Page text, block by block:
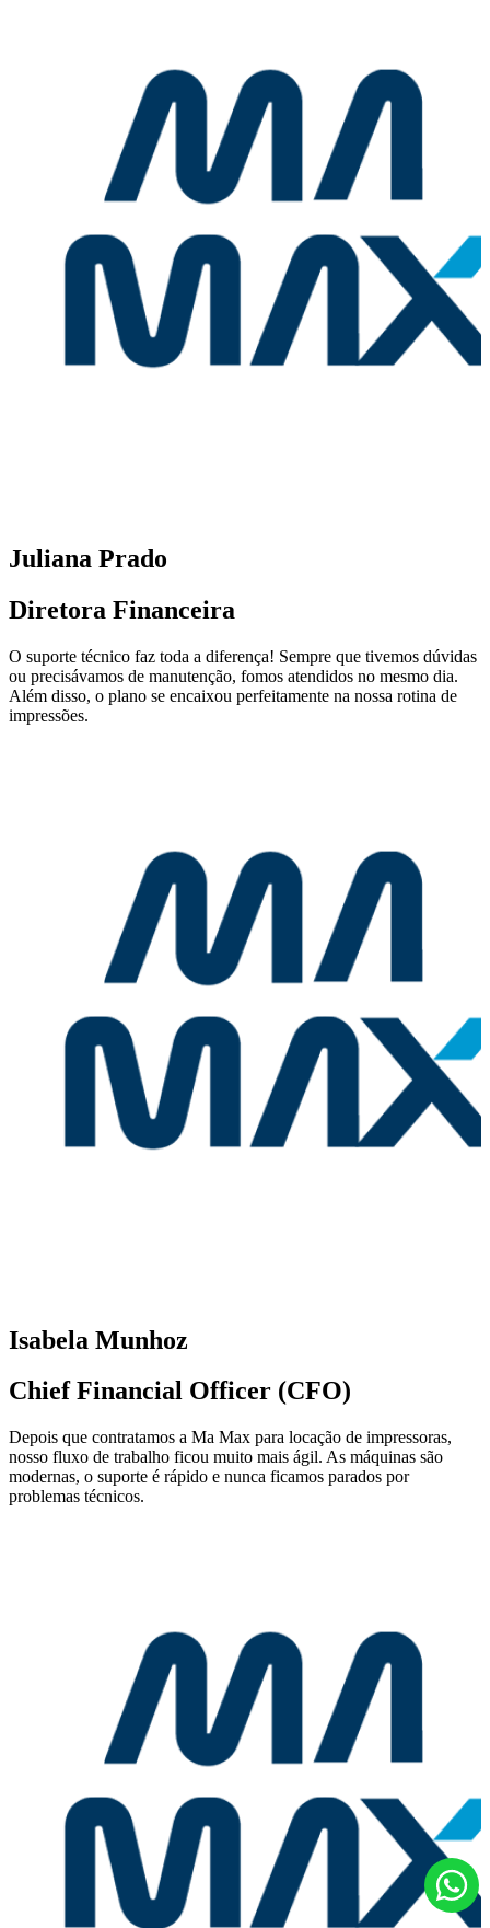
Juliana Prado
Diretora Financeira
O suporte técnico faz toda a diferença! Sempre que tivemos dúvidas
ou precisávamos de manutenção, fomos atendidos no mesmo dia.
Além disso, o plano se encaixou perfeitamente na nossa rotina de
impressões.
Isabela Munhoz
Chief Financial Officer (CFO)
Depois que contratamos a Ma Max para locação de impressoras,
nosso fluxo de trabalho ficou muito mais ágil. As máquinas são
modernas, o suporte é rápido e nunca ficamos parados por
problemas técnicos.